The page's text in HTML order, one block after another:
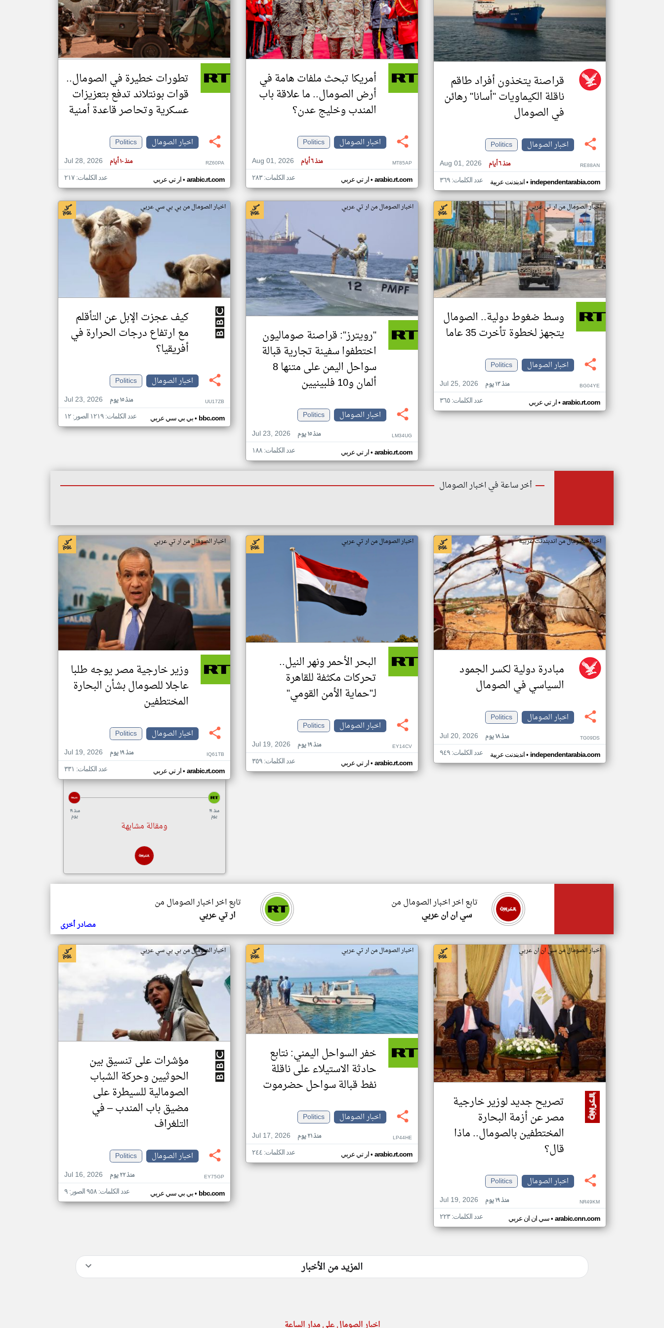
تغيير الدولة
مصادر الأخبار من الصومال
اخبار الصومال على مدار الساعة
أهم اخبار الصومال العاجلة والمباشرة
قراصنة يتخذون أفراد طاقم
ناقلة الكيماويات "أسانا" رهائن
في الصومال
اخبار الصومال
Politics
Aug 01, 2026
منذ ٦ أيام RE88AN
اندبندنت عربية• independentarabia.com عدد الكلمات: ٣٦٩
أمريكا تبحث ملفات هامة في
أرض الصومال.. ما علاقة باب
المندب وخليج عدن؟
اخبار الصومال
Politics
Aug 01, 2026
منذ ٦ أيام MT85AP
ار تي عربي• arabic.rt.com عدد الكلمات: ٢٨٣
تطورات خطيرة في الصومال..
قوات بونتلاند تدفع بتعزيزات
عسكرية وتحاصر قاعدة أمنية
اخبار الصومال
Politics
Jul 28, 2026
منذ ١٠ أيام RZ60PA
ار تي عربي• arabic.rt.com عدد الكلمات: ٢١٧
اخبار الصومال من ار تي عربي
وسط ضغوط دولية.. الصومال
يتجهز لخطوة تأخرت 35 عاما
اخبار الصومال
Politics
Jul 25, 2026
منذ ١٣ يوم BG04YE
ار تي عربي• arabic.rt.com عدد الكلمات: ٣٦٥
اخبار الصومال من ار تي عربي
"رويترز": قراصنة صوماليون
اختطفوا سفينة تجارية قبالة
سواحل اليمن على متنها 8
ألمان و10 فلبينيين
اخبار الصومال
Politics
Jul 23, 2026
منذ ١٥ يوم LM34UG
ار تي عربي• arabic.rt.com عدد الكلمات: ١٨٨
اخبار الصومال من بي بي سي عربي
كيف عجزت الإبل عن التأقلم
مع ارتفاع درجات الحرارة في
أفريقيا؟
اخبار الصومال
Politics
Jul 23, 2026
منذ ١٥ يوم UU17ZB
بي بي سي عربي• bbc.com عدد الكلمات: ١٢١٩ الصور: ١٢
أخر ساعة في اخبار الصومال
اخبار الصومال من اندبندنت عربية
مبادرة دولية لكسر الجمود
السياسي في الصومال
اخبار الصومال
Politics
Jul 20, 2026
منذ ١٨ يوم TG09DS
اندبندنت عربية• independentarabia.com عدد الكلمات: ٩٤٩
اخبار الصومال من ار تي عربي
البحر الأحمر ونهر النيل..
تحركات مكثفة للقاهرة
لـ"حماية الأمن القومي"
اخبار الصومال
Politics
Jul 19, 2026
منذ ١٩ يوم EY14CV
ار تي عربي• arabic.rt.com عدد الكلمات: ٣٥٩
اخبار الصومال من ار تي عربي
وزير خارجية مصر يوجه طلبا
عاجلا للصومال بشأن البحارة
المختطفين
اخبار الصومال
Politics
Jul 19, 2026
منذ ١٩ يوم IQ61TB
ار تي عربي• arabic.rt.com عدد الكلمات: ٣٣١
منذ ١٩
يوم
منذ ١٩
يوم
ومقالة مشابهة
تابع اخر اخبار الصومال من
ار تي عربي
تابع اخر اخبار الصومال من
سي ان ان عربي
مصادر أخرى
اخبار الصومال من سي ان ان عربي
تصريح جديد لوزير خارجية
مصر عن أزمة البحارة
المختطفين بالصومال.. ماذا
قال؟
اخبار الصومال
Politics
Jul 19, 2026
منذ ١٩ يوم NR49KM
سي ان ان عربي• arabic.cnn.com عدد الكلمات: ٢٢٣
اخبار الصومال من ار تي عربي
خفر السواحل اليمني: نتابع
حادثة الاستيلاء على ناقلة
نفط قبالة سواحل حضرموت
اخبار الصومال
Politics
Jul 17, 2026
منذ ٢١ يوم LP44HE
ار تي عربي• arabic.rt.com عدد الكلمات: ٢٤٤
اخبار الصومال من بي بي سي عربي
مؤشرات على تنسيق بين
الحوثيين وحركة الشباب
الصومالية للسيطرة على
مضيق باب المندب – في
التلغراف
اخبار الصومال
Politics
Jul 16, 2026
منذ ٢٢ يوم EY75GP
بي بي سي عربي• bbc.com عدد الكلمات: ٩٥٨ الصور: ٩
المزيد من الأخبار
klyoum.com